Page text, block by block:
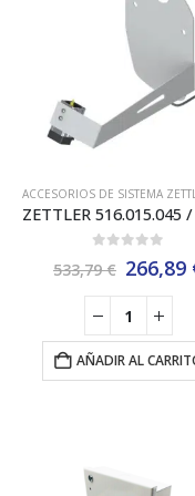
ACCESORIOS DE SISTEMA
533,79€ El
precio
original
era:
533,79
266,89
AÑADIR AL